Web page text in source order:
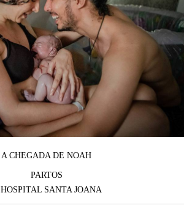
A CHEGADA DE NOAH
PARTOS
HOSPITAL SANTA JOANA